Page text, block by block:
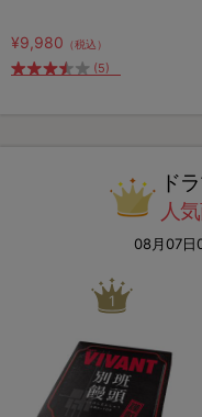
¥9,980 （税込）
(5)
ド
人
08月07日
1